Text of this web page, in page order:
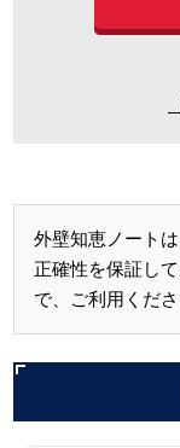
外壁知恵ノート
正確性を保証し
で、ご利用くださ